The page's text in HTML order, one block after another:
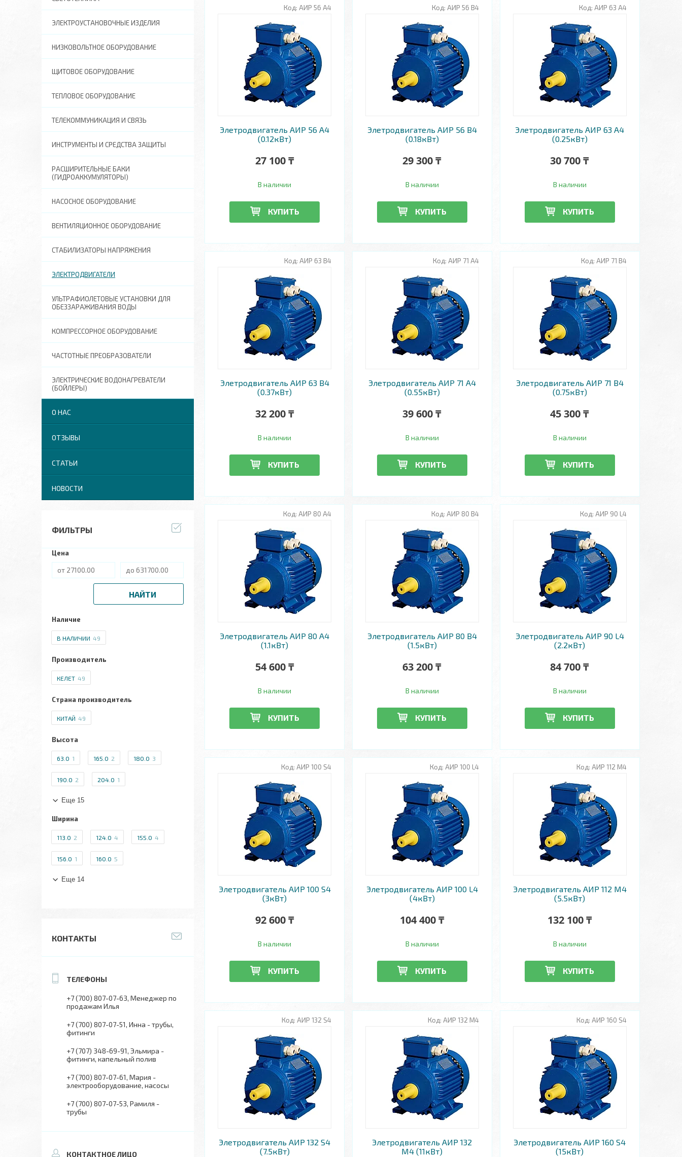
АИР 56 A4
Элетродвигатель АИР 56 A4
(0.12кВт)
27 100 ₸
В наличии
КУПИТЬ
АИР 56 В4
Элетродвигатель АИР 56 В4
(0.18кВт)
29 300 ₸
В наличии
КУПИТЬ
АИР 63 А4
Элетродвигатель АИР 63 А4
(0.25кВт)
30 700 ₸
В наличии
КУПИТЬ
АИР 63 В4
Элетродвигатель АИР 63 В4
(0.37кВт)
32 200 ₸
В наличии
КУПИТЬ
АИР 71 А4
Элетродвигатель АИР 71 А4
(0.55кВт)
39 600 ₸
В наличии
КУПИТЬ
АИР 71 В4
Элетродвигатель АИР 71 В4
(0.75кВт)
45 300 ₸
В наличии
КУПИТЬ
АИР 80 А4
Элетродвигатель АИР 80 А4
(1.1кВт)
54 600 ₸
В наличии
КУПИТЬ
АИР 80 В4
Элетродвигатель АИР 80 В4
(1.5кВт)
63 200 ₸
В наличии
КУПИТЬ
АИР 90 L4
Элетродвигатель АИР 90 L4
(2.2кВт)
84 700 ₸
В наличии
КУПИТЬ
АИР 100 S4
Элетродвигатель АИР 100 S4
(3кВт)
92 600 ₸
В наличии
КУПИТЬ
АИР 100 L4
Элетродвигатель АИР 100 L4
(4кВт)
104 400 ₸
В наличии
КУПИТЬ
АИР 112 М4
Элетродвигатель АИР 112 М4
(5.5кВт)
132 100 ₸
В наличии
КУПИТЬ
АИР 132 S4
Элетродвигатель АИР 132 S4
(7.5кВт)
АИР 132 М4
Элетродвигатель АИР 132
М4 (11кВт)
АИР 160 S4
Элетродвигатель АИР 160 S4
(15кВт)
ЭЛЕКТРОУСТАНОВОЧНЫЕ ИЗДЕЛИЯ
НИЗКОВОЛЬТНОЕ ОБОРУДОВАНИЕ
ЩИТОВОЕ ОБОРУДОВАНИЕ
ТЕПЛОВОЕ ОБОРУДОВАНИЕ
ТЕЛЕКОММУНИКАЦИЯ И СВЯЗЬ
ИНСТРУМЕНТЫ И СРЕДСТВА ЗАЩИТЫ
РАСШИРИТЕЛЬНЫЕ БАКИ
(ГИДРОАККУМУЛЯТОРЫ)
НАСОСНОЕ ОБОРУДОВАНИЕ
ВЕНТИЛЯЦИОННОЕ ОБОРУДОВАНИЕ
СТАБИЛИЗАТОРЫ НАПРЯЖЕНИЯ
ЭЛЕКТРОДВИГАТЕЛИ
УЛЬТРАФИОЛЕТОВЫЕ УСТАНОВКИ ДЛЯ
ОБЕЗЗАРАЖИВАНИЯ ВОДЫ
КОМПРЕССОРНОЕ ОБОРУДОВАНИЕ
ЧАСТОТНЫЕ ПРЕОБРАЗОВАТЕЛИ
ЭЛЕКТРИЧЕСКИЕ ВОДОНАГРЕВАТЕЛИ
(БОЙЛЕРЫ)
О НАС
ОТЗЫВЫ
СТАТЬИ
НОВОСТИ
ФИЛЬТРЫ
Цена
НАЙТИ
Наличие
В НАЛИЧИИ 49
Производитель
КЕЛЕТ 49
Страна производитель
КИТАЙ 49
Высота
63.0 1 165.0 2 180.0 3
190.0 2 204.0 1
Еще 15
Ширина
113.0 2 124.0 4 155.0 4
156.0 1 160.0 5
Еще 14
КОНТАКТЫ
+7 (700) 807-07-63 Менеджер по
продажам Илья
+7 (700) 807-07-51 Инна - трубы,
фитинги
+7 (707) 348-69-91 Эльмира -
фитинги, капельный полив
+7 (700) 807-07-61 Мария -
электрооборудование, насосы
+7 (700) 807-07-53 Рамиля -
трубы